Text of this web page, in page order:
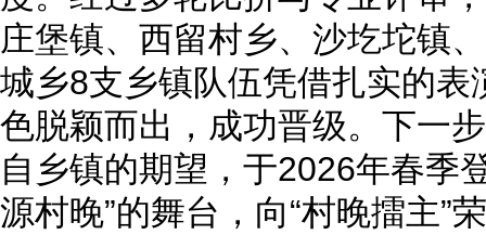
庄堡镇、西留村乡、沙圪坨镇
城乡8支乡镇队伍凭借扎实的
色脱颖而出，成功晋级。下一
自乡镇的期望，于2026年春季
源村晚”的舞台，向“村晚擂主”